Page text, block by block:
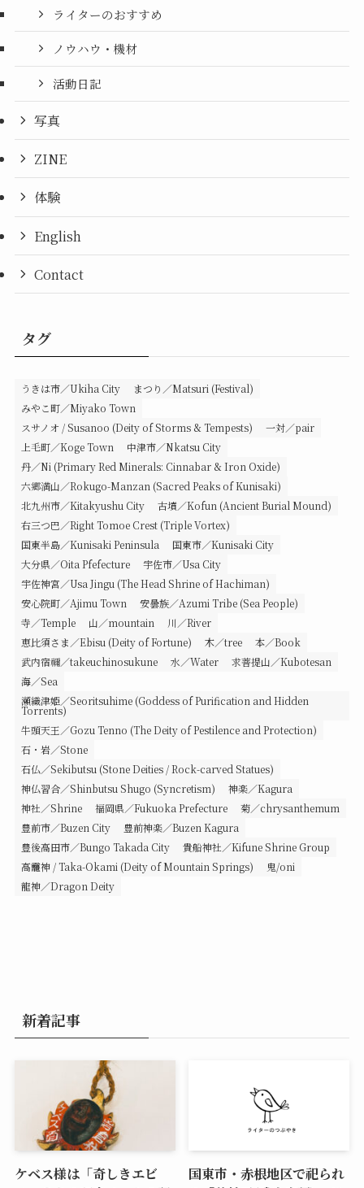
ライターのおすすめ
ノウハウ・機材
活動日記
写真
ZINE
体験
English
Contact
タグ
うきは市／Ukiha City
まつり／Matsuri (Festival)
みやこ町／Miyako Town
スサノオ / Susanoo (Deity of Storms & Tempests)
一対／pair
上毛町／Koge Town
中津市／Nkatsu City
丹／Ni (Primary Red Minerals: Cinnabar & Iron Oxide)
六郷満山／Rokugo-Manzan (Sacred Peaks of Kunisaki)
北九州市／Kitakyushu City
古墳／Kofun (Ancient Burial Mound)
右三つ巴／Right Tomoe Crest (Triple Vortex)
国東半島／Kunisaki Peninsula
国東市／Kunisaki City
大分県／Oita Pfefecture
宇佐市／Usa City
宇佐神宮／Usa Jingu (The Head Shrine of Hachiman)
安心院町／Ajimu Town
安曇族／Azumi Tribe (Sea People)
寺／Temple
山／mountain
川／River
恵比須さま／Ebisu (Deity of Fortune)
木／tree
本／Book
武内宿禰／takeuchinosukune
水／Water
求菩提山／Kubotesan
海／Sea
瀬織津姫／Seoritsuhime (Goddess of Purification and Hidden
Torrents)
牛頭天王／Gozu Tenno (The Deity of Pestilence and Protection)
石・岩／Stone
石仏／Sekibutsu (Stone Deities / Rock-carved Statues)
神仏習合／Shinbutsu Shugo (Syncretism)
神楽／Kagura
神社／Shrine
福岡県／Fukuoka Prefecture
菊／chrysanthemum
豊前市／Buzen City
豊前神楽／Buzen Kagura
豊後高田市／Bungo Takada City
貴船神社／Kifune Shrine Group
高龗神 / Taka-Okami (Deity of Mountain Springs)
鬼/oni
龍神／Dragon Deity
新着記事
ケベス様は「奇しきエビ
国東市・赤根地区で祀られ